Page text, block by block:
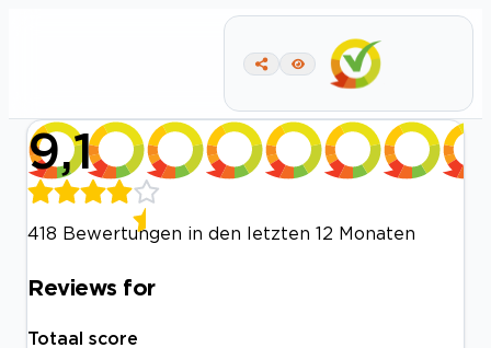
9,1
418 Bewertungen in den letzten 12 Monaten
Reviews for
Totaal score